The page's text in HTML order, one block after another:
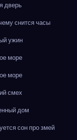
дверь
снится часы
ужин
море
море
смех
дом
сон про змей